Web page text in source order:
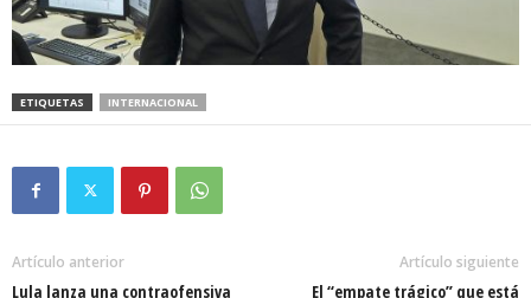
ETIQUETAS INTERNACIONAL
Artículo anterior
Lula lanza una contraofensiva
Artículo siguiente
El “empate trágico” que está